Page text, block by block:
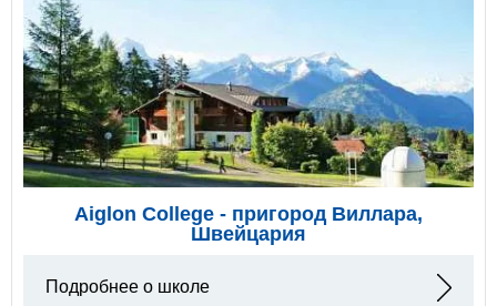
Aiglon College - пригород Виллара,
Швейцария
Подробнее о школе